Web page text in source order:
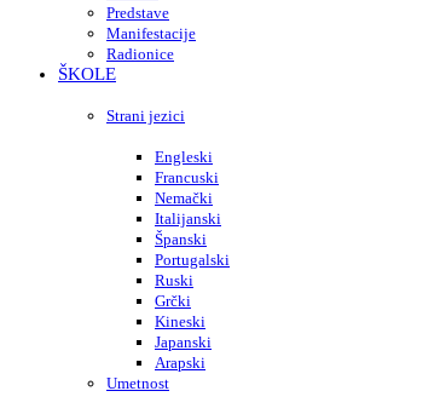
Predstave
Manifestacije
Radionice
ŠKOLE
Strani jezici
Engleski
Francuski
Nemački
Italijanski
Španski
Portugalski
Ruski
Grčki
Kineski
Japanski
Arapski
Umetnost